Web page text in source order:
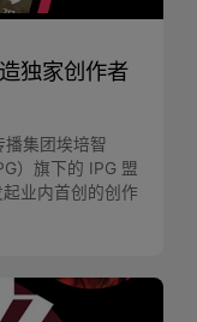
独家创作者
播集团埃培智
）旗下的 IPG 盟
业内首创的创作